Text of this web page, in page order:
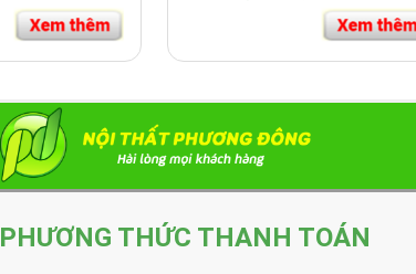
PHƯƠNG THỨC THANH TOÁN